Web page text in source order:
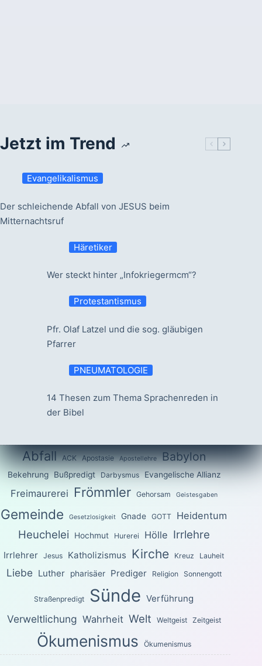
Jetzt im Trend
Evangelikalismus
Der schleichende Abfall von JESUS beim
Mitternachtsruf
Häretiker
Wer steckt hinter „Infokriegermcm“?
Protestantismus
Pfr. Olaf Latzel und die sog. gläubigen
Pfarrer
PNEUMATOLOGIE
14 Thesen zum Thema Sprachenreden in
der Bibel
Abfall ACK Apostasie Apostellehre Babylon
Bekehrung Bußpredigt Darbysmus Evangelische Allianz
Freimaurerei Frömmler Gehorsam Geistesgaben
Gemeinde Gesetzlosigkeit Gnade GOTT Heidentum
Heuchelei Hochmut Hurerei Hölle Irrlehre
Irrlehrer Jesus Katholizismus Kirche Kreuz Lauheit
Liebe Luther pharisäer Prediger Religion Sonnengott
Straßenpredigt Sünde Verführung
Verweltlichung Wahrheit Welt Weltgeist Zeitgeist
Ökumenismus Ökumenismus